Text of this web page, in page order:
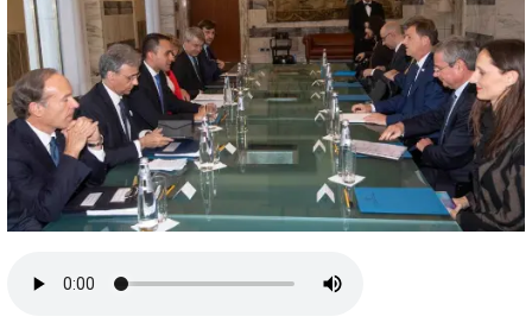
Oglasi
Založnik
Zadruga PD
Naročnine